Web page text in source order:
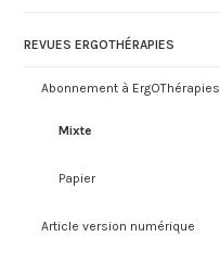
REVUES ERGOTHÉRAPIES
Abonnement à ErgOThérapies
Mixte
Papier
Article version numérique